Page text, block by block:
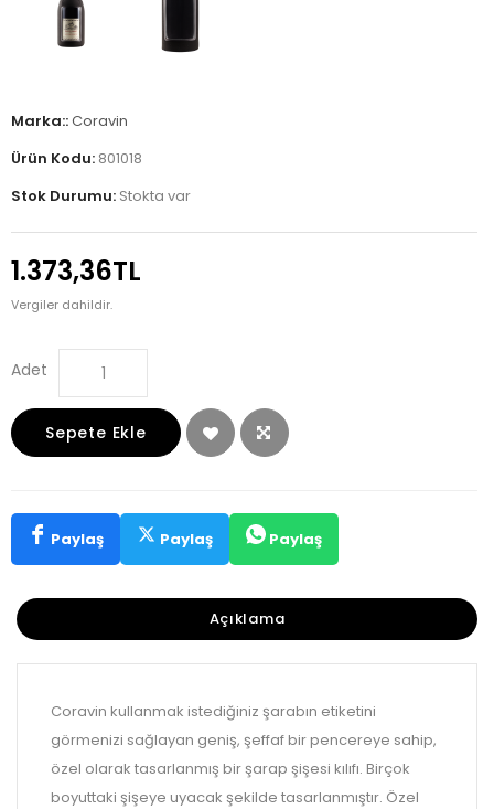
Marka::Coravin
Ürün Kodu: 801018
Stok Durumu: Stokta var
1.373,36TL
Vergiler dahildir.
Adet
Sepete Ekle
Paylaş Paylaş Paylaş
Açıklama
Coravin kullanmak istediğiniz şarabın etiketini
görmenizi sağlayan geniş, şeffaf bir pencereye sahip,
özel olarak tasarlanmış bir şarap şişesi kılıfı. Birçok
boyuttaki şişeye uyacak şekilde tasarlanmıştır. Özel